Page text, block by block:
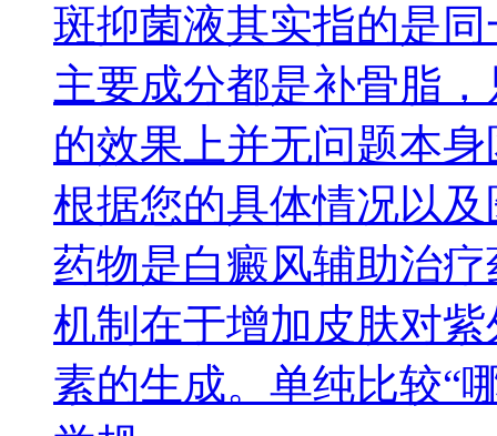
斑抑菌液其实指的是
主要成分都是补骨脂
的效果上并无问题本
根据您的具体情况以
药物是白癜风辅助治
机制在于增加皮肤对
素的生成。单纯比较“